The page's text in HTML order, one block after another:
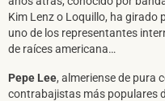
Kim Lenz o Loquillo, ha girado
uno de los representantes
de raíces americana…
Pepe Lee, almeriense de pura
contrabajistas más populares